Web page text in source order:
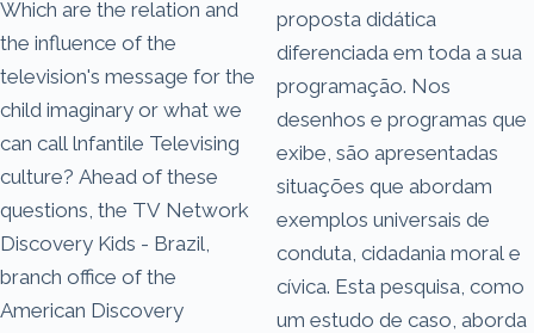
Which are the relation and
the influence of the
television's message for the
child imaginary or what we
can call lnfantile Televising
culture? Ahead of these
questions, the TV Network
Discovery Kids - Brazil,
branch office of the
American Discovery
proposta didática
diferenciada em toda a sua
programação. Nos
desenhos e programas que
exibe, são apresentadas
situações que abordam
exemplos universais de
conduta, cidadania moral e
cívica. Esta pesquisa, como
um estudo de caso, aborda